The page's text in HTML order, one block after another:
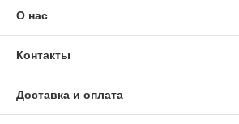
О нас
Контакты
Доставка и оплата